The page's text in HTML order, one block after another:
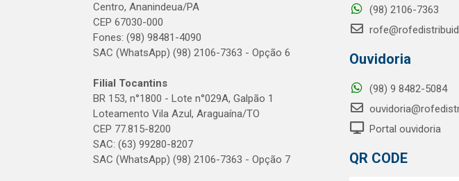
Centro, Ananindeua/PA
CEP 67030-000
Fones: (98) 98481-4090
SAC (WhatsApp) (98) 2106-7363 - Opção 6
Filial Tocantins
BR 153, n°1800 - Lote n°029A, Galpão 1
Loteamento Vila Azul, Araguaína/TO
CEP 77.815-8200
SAC: (63) 99280-8207
SAC (WhatsApp) (98) 2106-7363 - Opção 7
(98) 2106-7363
Ouvidoria
(98) 9 8482-5084
Portal ouvidoria
QR CODE